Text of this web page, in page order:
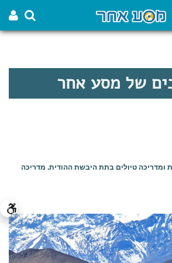
של מסע אחר
ומדריכה טיולים בתת היבשת ההודית. מדריכה